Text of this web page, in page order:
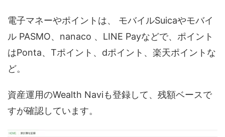
電子マネーやポイントは、 モバイルSuicaやモバイ
ル PASMO、nanaco 、LINE Payなどで、ポイント
はPonta、Tポイント、dポイント、楽天ポイントな
ど。
資産運用のWealth Naviも登録して、残額ベースで
すが確認しています。